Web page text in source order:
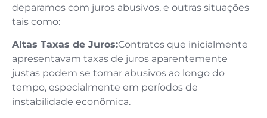
deparamos com juros abusivos, e outras situações
tais como:
Altas Taxas de Juros:Contratos que inicialmente
apresentavam taxas de juros aparentemente
justas podem se tornar abusivos ao longo do
tempo, especialmente em períodos de
instabilidade econômica.